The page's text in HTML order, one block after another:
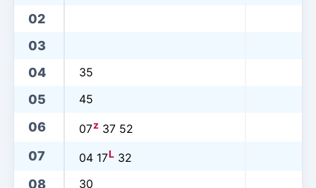
02
03
04
35
05 45
06 07z 37 52
07 04 17L 32
08 30